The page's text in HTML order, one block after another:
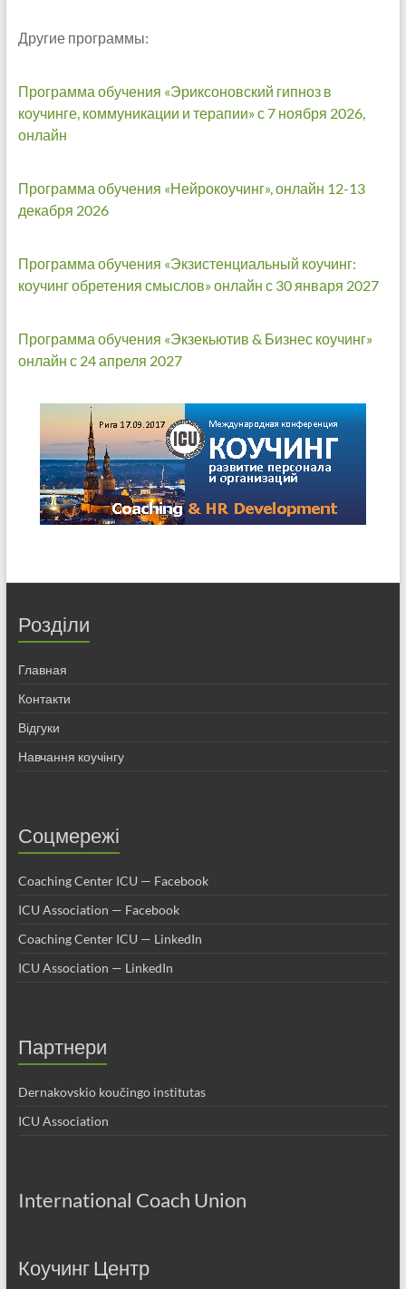
Другие программы:
Программа обучения «Эриксоновский гипноз в
коучинге, коммуникации и терапии» с 7 ноября 2026,
онлайн
Программа обучения «Нейрокоучинг», онлайн 12-13
декабря 2026
Программа обучения «Экзистенциальный коучинг:
коучинг обретения смыслов» онлайн с 30 января 2027
Программа обучения «Экзекьютив & Бизнес коучинг»
онлайн с 24 апреля 2027
Розділи
Главная
Контакти
Відгуки
Навчання коучінгу
Соцмережі
Coaching Center ICU — Facebook
ICU Association — Facebook
Coaching Center ICU — LinkedIn
ICU Association — LinkedIn
Партнери
Dernakovskio koučingo institutas
ICU Association
International Coach Union
Коучинг Центр